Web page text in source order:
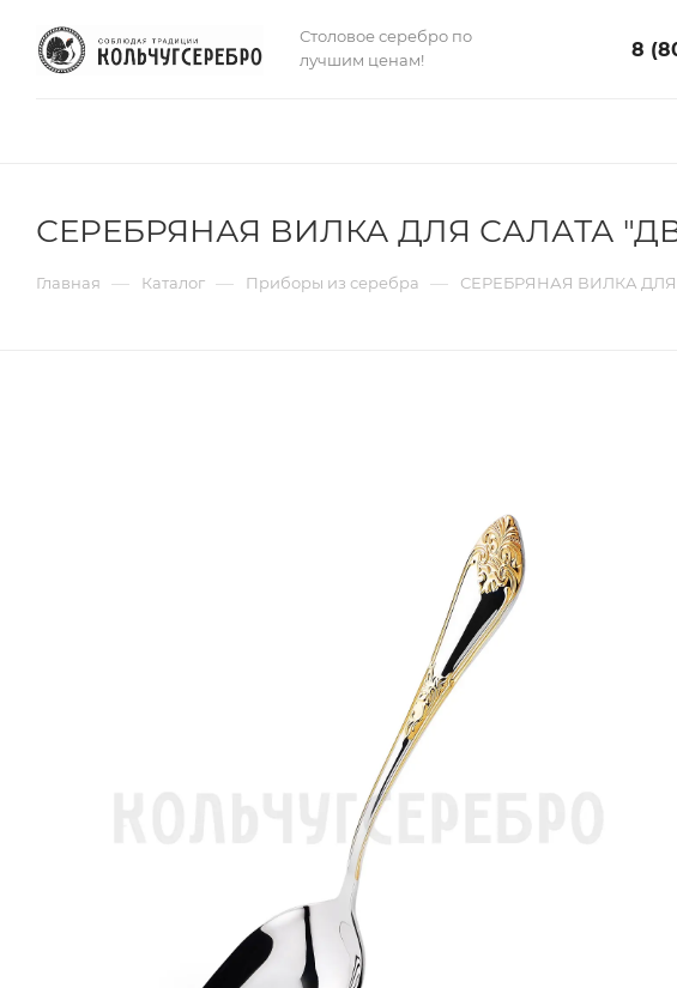
Столовое серебро по
лучшим ценам!
8
СЕРЕБРЯНАЯ ВИЛКА ДЛЯ САЛАТА
Главная — Каталог — Приборы из серебра — СЕРЕБРЯНАЯ ВИЛКА